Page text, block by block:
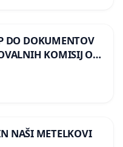
DO DOKUMENTOV
KOMISIJ O
NAŠI METELKOVI